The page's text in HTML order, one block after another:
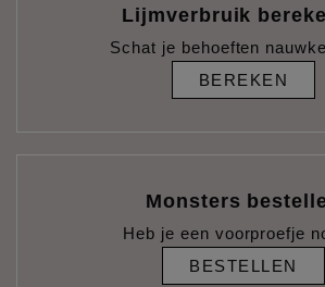
Lijmverbruik
Schat je behoeften
BEREKEN
Monsters
Heb je een voorproefje
BESTELLEN